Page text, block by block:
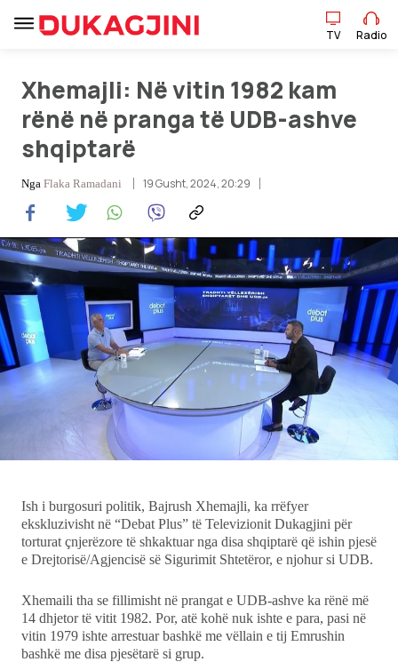
TV Radio
Lajme
Sport
Pikëpamje
Art Jete
Kulturë
Showbiz
Ekonomi
Udhëtime
DuVideo
TV Radio
Xhemajli: Në vitin 1982 kam
rënë në pranga të UDB-ashve
shqiptarë
Nga Flaka Ramadani 19 Gusht, 2024, 20:29
Ish i burgosuri politik, Bajrush Xhemajli, ka rrëfyer
ekskluzivisht në “Debat Plus” të Televizionit Dukagjini për
torturat çnjerëzore të shkaktuar nga disa shqiptarë që ishin pjesë
e Drejtorisë/Agjencisë së Sigurimit Shtetëror, e njohur si UDB.
Xhemaili tha se fillimisht në prangat e UDB-ashve ka rënë më
14 dhjetor të vitit 1982. Por, atë kohë nuk ishte e para, pasi në
vitin 1979 ishte arrestuar bashkë me vëllain e tij Emrushin
bashkë me disa pjesëtarë si grup.